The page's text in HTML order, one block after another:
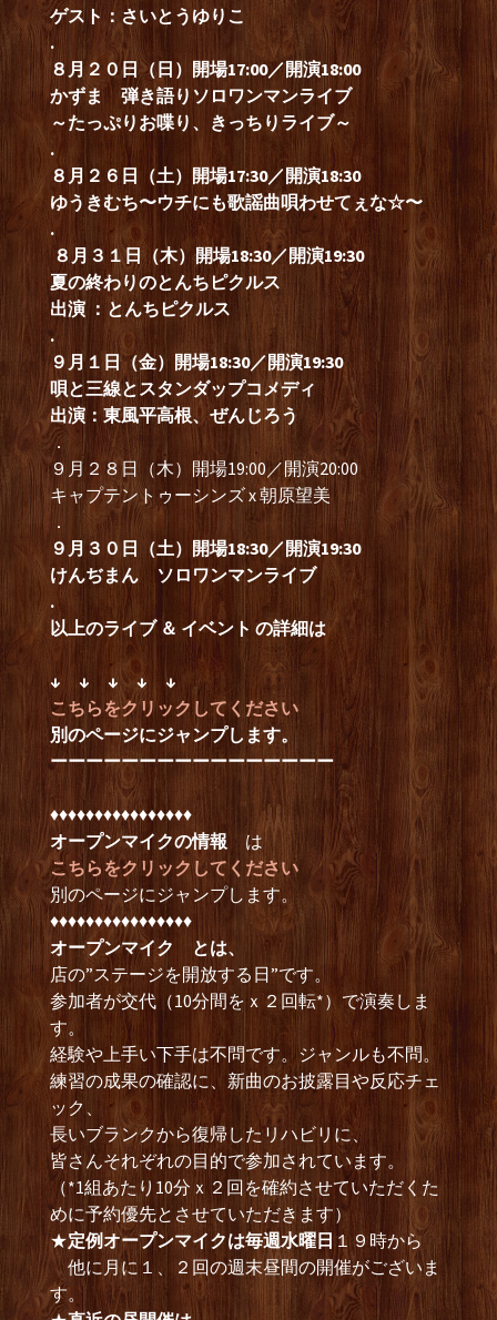
ゲスト：さいとうゆりこ
.
８月２０日（日）開場17:00／開演18:00
かずま 弾き語りソロワンマンライブ
～たっぷりお喋り、きっちりライブ～
.
８月２６ 日（土）開場17:30／開演18:30
ゆうきむち〜ウチにも歌謡曲唄わせてぇな☆〜
.
８月３１日（木）開場18:30／開演19:30
夏の終わりのとんちピクルス
出演 ：とんちピクルス
.
９月１ 日（金）開場18:30／開演19:30
唄と三線とスタンダップコメディ
出演：東風平高根、ぜんじろう
．
９月２８日（木）開場19:00／開演20:00
キャプテントゥーシンズ x 朝原望美
．
９月３０ 日（土）開場18:30／開演19:30
けんぢまん ソロワンマンライブ
.
以上のライブ ＆ イベント の詳細は
↓ ↓ ↓ ↓ ↓
こちらをクリックしてください
別のページにジャンプします。
ーーーーーーーーーーーーーーーー
♦︎♦︎♦︎♦︎♦︎♦︎♦︎♦︎♦︎♦︎♦︎♦︎♦︎♦︎♦︎♦︎
オープンマイクの情報 は
こちらをクリックしてください
別のページにジャンプします。
♦︎♦︎♦︎♦︎♦︎♦︎♦︎♦︎♦︎♦︎♦︎♦︎♦︎♦︎♦︎♦︎
オープンマイク とは、
店の”ステージを開放する日”です。
参加者が交代（10分間をｘ２回転*）で演奏しま
す。
経験や上手い下手は不問です。ジャンルも不問。
練習の成果の確認に、新曲のお披露目や反応チェ
ック、
長いブランクから復帰したリハビリに、
皆さんそれぞれの目的で参加されています。
（*1組あたり10分ｘ２回を確約させていただくた
めに予約優先とさせていただきます）
★定例オープンマイクは毎週水曜日 １９時から
他に月に１、２回の週末昼間の開催がございま
す。